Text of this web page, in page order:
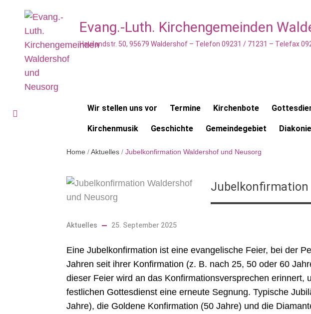
Evang.-Luth. Kirchengemeinden
Havilandstr. 50, 95679 Waldershof – Telefon 09231 / 71231 – Telefax
Wir stellen uns vor Termine Kirchenbote
Kirchenmusik Geschichte Gemeindegebiet Diakonie
Home / Aktuelles/ Jubelkonfirmation Waldershof und Neusorg
Jubelkonfirmation
Aktuelles 25. September 2025
Eine Jubelkonfirmation ist eine evangelische Feier, bei der
Jahren seit ihrer Konfirmation (z. B. nach 25, 50 oder 60
dieser Feier wird an das Konfirmationsversprechen erinnert,
festlichen Gottesdienst eine erneute Segnung. Typische
Jahre), die Goldene Konfirmation (50 Jahre) und die